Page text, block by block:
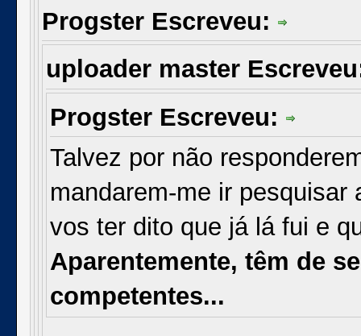
Progster Escreveu:
uploader master
Progster Escreveu:
Talvez por não
mandarem-me ir pesquisar
vos ter dito que já lá fui e
Aparentemente, têm de
competentes...